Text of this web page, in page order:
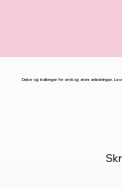
Dekor og ballonger for små og store anledninger.